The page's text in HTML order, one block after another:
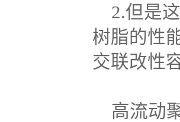
2.但是
树脂的性
交联改性
高流动